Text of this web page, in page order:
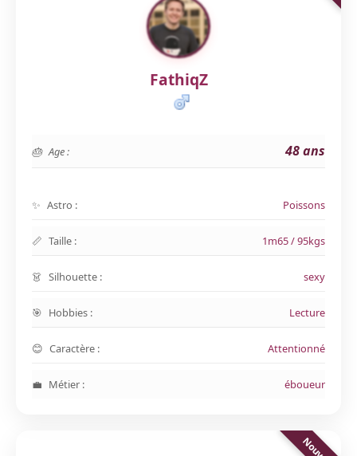
FathiqZ
Age : 48 ans
Astro : Poissons
Taille : 1m65 / 95kgs
Silhouette : sexy
Hobbies : Lecture
Caractère : Attentionné
Métier : éboueur